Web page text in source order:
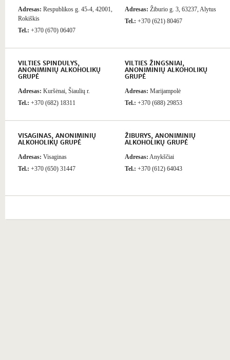
Adresas: Respublikos g. 45-4, 42001,
Rokiškis
Tel.: +370 (670) 06407
Adresas: Žiburio g. 3, 63237, Alytus
Tel.: +370 (621) 80467
VILTIES SPINDULYS,
ANONIMINIŲ ALKOHOLIKŲ
GRUPĖ
Adresas: Kuršėnai, Šiaulių r.
Tel.: +370 (682) 18311
VILTIES ŽINGSNIAI,
ANONIMINIŲ ALKOHOLIKŲ
GRUPĖ
Adresas: Marijampolė
Tel.: +370 (688) 29853
VISAGINAS, ANONIMINIŲ
ALKOHOLIKŲ GRUPĖ
Adresas: Visaginas
Tel.: +370 (650) 31447
ŽIBURYS, ANONIMINIŲ
ALKOHOLIKŲ GRUPĖ
Adresas: Anykščiai
Tel.: +370 (612) 64043